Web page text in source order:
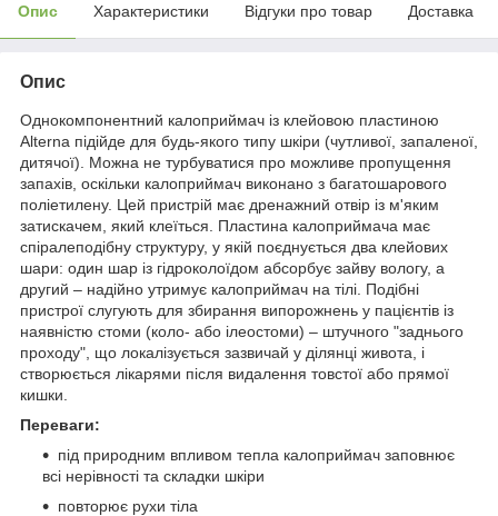
Опис Характеристики Відгуки про товар Доставка
Опис
Однокомпонентний калоприймач із клейовою пластиною
Alterna підійде для будь-якого типу шкіри (чутливої, запаленої,
дитячої). Можна не турбуватися про можливе пропущення
запахів, оскільки калоприймач виконано з багатошарового
поліетилену. Цей пристрій має дренажний отвір із м'яким
затискачем, який клеїться. Пластина калоприймача має
спіралеподібну структуру, у якій поєднується два клейових
шари: один шар із гідроколоїдом абсорбує зайву вологу, а
другий – надійно утримує калоприймач на тілі. Подібні
пристрої слугують для збирання випорожнень у пацієнтів із
наявністю стоми (коло- або ілеостоми) – штучного "заднього
проходу", що локалізується зазвичай у ділянці живота, і
створюється лікарями після видалення товстої або прямої
кишки.
Переваги:
під природним впливом тепла калоприймач заповнює
всі нерівності та складки шкіри
повторює рухи тіла